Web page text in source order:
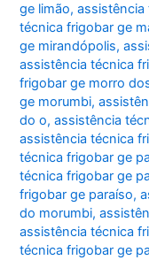
ge limão,assistência
técnica frigobar ge
ge mirandópolis,
assistência técnica
frigobar ge morro
ge morumbi,
do o,assistência
assistência técnica
técnica frigobar ge
técnica frigobar ge
frigobar ge paraíso,
do morumbi,
assistência técnica
técnica frigobar ge